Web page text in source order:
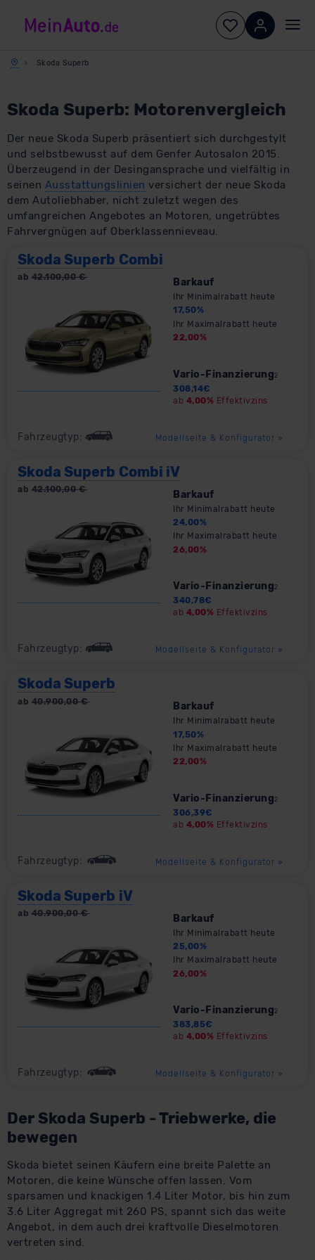
Skoda Superb
Skoda Superb: Motorenvergleich
Der neue Skoda Superb präsentiert sich durchgestylt
und selbstbewusst auf dem Genfer Autosalon 2015.
Überzeugend in der Desingansprache und vielfältig in
seinen Ausstattungslinien versichert der neue Skoda
dem Autoliebhaber, nicht zuletzt wegen des
umfangreichen Angebotes an Motoren, ungetrübtes
Fahrvergnügen auf Oberklassennieveau.
Skoda Superb Combi
ab 42.100,00€ Barkauf
Ihr Minimalrabatt heute
17,50%
Ihr Maximalrabatt heute
22,00%
Vario-Finanzierung 2
308,14€
ab 4,00% Effektivzins
Fahrzeugtyp: Modellseite & Konfigurator »
Skoda Superb Combi iV
ab 42.100,00€ Barkauf
Ihr Minimalrabatt heute
24,00%
Ihr Maximalrabatt heute
26,00%
Vario-Finanzierung2
340,78€
ab 4,00% Effektivzins
Fahrzeugtyp: Modellseite & Konfigurator »
Skoda Superb
ab 40.900,00€ Barkauf
Ihr Minimalrabatt heute
17,50%
Ihr Maximalrabatt heute
22,00%
Vario-Finanzierung 2
306,39€
ab 4,00% Effektivzins
Fahrzeugtyp: Modellseite & Konfigurator »
Skoda Superb iV
ab 40.900,00€ Barkauf
Ihr Minimalrabatt heute
25,00%
Ihr Maximalrabatt heute
26,00%
Vario-Finanzierung2
383,85€
ab 4,00% Effektivzins
Fahrzeugtyp: Modellseite & Konfigurator »
Der Skoda Superb - Triebwerke, die
bewegen
Skoda bietet seinen Käufern eine breite Palette an
Motoren, die keine Wünsche offen lassen. Vom
sparsamen und knackigen 1.4 Liter Motor, bis hin zum
3.6 Liter Aggregat mit 260 PS, spannt sich das weite
Angebot, in dem auch drei kraftvolle Dieselmotoren
vertreten sind.